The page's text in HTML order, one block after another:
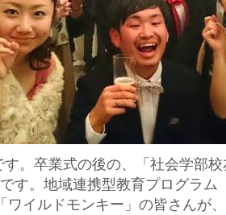
す。卒業式の後の、「社会学部
す。地域連携型教育プログラム
ワイルドモンキー」の皆さんが